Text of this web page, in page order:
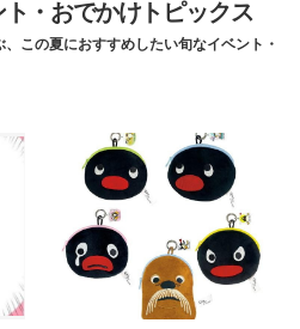
・おでかけトピックス
この夏におすすめしたい旬なイベント・